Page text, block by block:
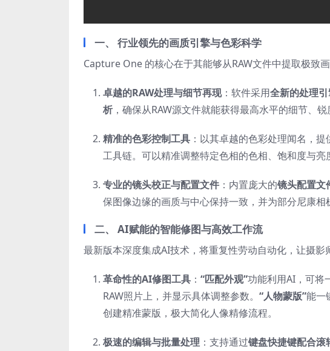
一、 行业领先的画质引擎与色彩科学
Capture One 的核心在于其能够从RAW文件中提取极致画
卓越的RAW处理与细节再现：软件采用全新的处理
析 ，确保从RAW源文件就能获得最高水平的细节、
精准的色彩控制工具 ：以其卓越的色彩处理闻名，提
工具链。可以精准调整特定色相的色相、饱和度与亮
专业的镜头校正与配置文件 ：内置庞大的镜头配置文
保图像边缘的画质与中心保持一致，并为部分尼康相
二、 AI赋能的智能修图与高效工作流
最新版本深度集成AI技术，将重复性劳动自动化，让摄影
革命性的AI修图工具 ： “匹配外观”功能利用AI，可将
RAW照片上，并显示具体调整参数。 “人物蒙版”能一
创建精准蒙版，极大简化人像精修流程。
极速的编辑与批量处理 ：支持通过键盘快捷键配合滚